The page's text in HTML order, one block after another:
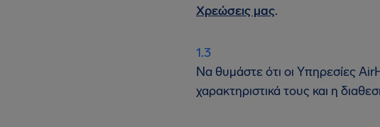
Χρεώσεις μας.
Να θυμάστε ότι οι Υπηρεσίες
χαρακτηριστικά τους και η